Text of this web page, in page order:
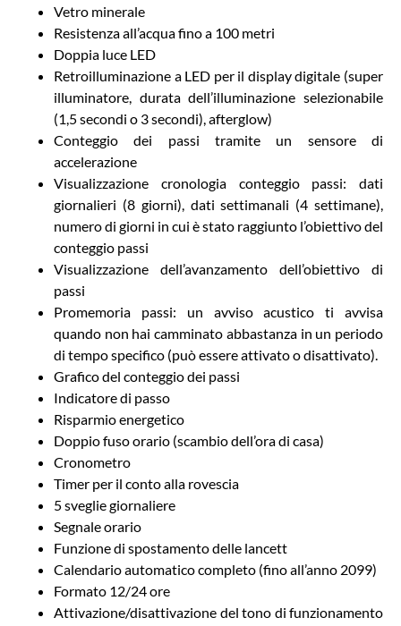
Vetro minerale
Resistenza all’acqua fino a 100 metri
Doppia luce LED
Retroilluminazione a LED per il display digitale (super
illuminatore, durata dell’illuminazione selezionabile
(1,5 secondi o 3 secondi), afterglow)
Conteggio dei passi tramite un sensore di
accelerazione
Visualizzazione cronologia conteggio passi: dati
giornalieri (8 giorni), dati settimanali (4 settimane),
numero di giorni in cui è stato raggiunto l’obiettivo del
conteggio passi
Visualizzazione dell’avanzamento dell’obiettivo di
passi
Promemoria passi: un avviso acustico ti avvisa
quando non hai camminato abbastanza in un periodo
di tempo specifico (può essere attivato o disattivato).
Grafico del conteggio dei passi
Indicatore di passo
Risparmio energetico
Doppio fuso orario (scambio dell’ora di casa)
Cronometro
Timer per il conto alla rovescia
5 sveglie giornaliere
Segnale orario
Funzione di spostamento delle lancett
Calendario automatico completo (fino all’anno 2099)
Formato 12/24 ore
Attivazione/disattivazione del tono di funzionamento